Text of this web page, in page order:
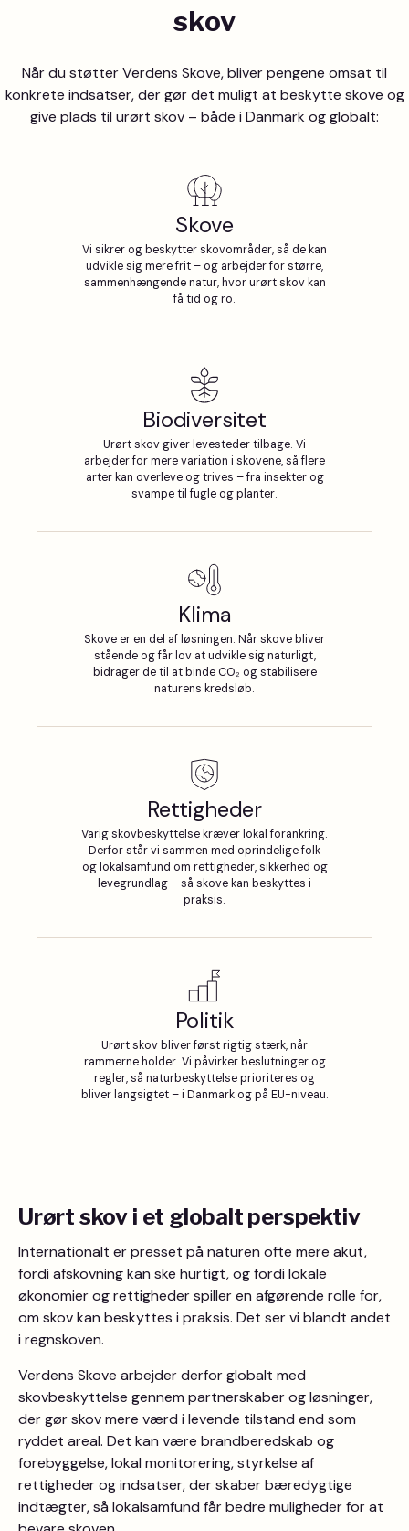
skov
Når du støtter Verdens Skove, bliver pengene omsat til
konkrete indsatser, der gør det muligt at beskytte skove og
give plads til urørt skov – både i Danmark og globalt:
Skove
Vi sikrer og beskytter skovområder, så de kan
udvikle sig mere frit – og arbejder for større,
sammenhængende natur, hvor urørt skov kan
få tid og ro.
Biodiversitet
Urørt skov giver levesteder tilbage. Vi
arbejder for mere variation i skovene, så flere
arter kan overleve og trives – fra insekter og
svampe til fugle og planter.
Klima
Skove er en del af løsningen. Når skove bliver
stående og får lov at udvikle sig naturligt,
bidrager de til at binde CO₂ og stabilisere
naturens kredsløb.
Rettigheder
Varig skovbeskyttelse kræver lokal forankring.
Derfor står vi sammen med oprindelige folk
og lokalsamfund om rettigheder, sikkerhed og
levegrundlag – så skove kan beskyttes i
praksis.
Politik
Urørt skov bliver først rigtig stærk, når
rammerne holder. Vi påvirker beslutninger og
regler, så naturbeskyttelse prioriteres og
bliver langsigtet – i Danmark og på EU-niveau.
Urørt skov i et globalt perspektiv
Internationalt er presset på naturen ofte mere akut,
fordi afskovning kan ske hurtigt, og fordi lokale
økonomier og rettigheder spiller en afgørende rolle for,
om skov kan beskyttes i praksis. Det ser vi blandt andet
i regnskoven.
Verdens Skove arbejder derfor globalt med
skovbeskyttelse gennem partnerskaber og løsninger,
der gør skov mere værd i levende tilstand end som
ryddet areal. Det kan være brandberedskab og
forebyggelse, lokal monitorering, styrkelse af
rettigheder og indsatser, der skaber bæredygtige
indtægter, så lokalsamfund får bedre muligheder for at